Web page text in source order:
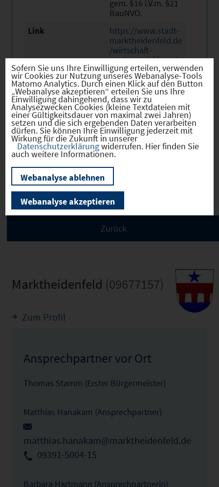
gem. §16 i.V.m. §21
BauNVO.
Link
https://www.stadt-
marktheidenfeld.de
/wirtschaft-
stadtentwicklung/g
ewerbegebiete/9-
sollershohe-altfeld
Verkehr
Infrastruktur
Marktheidenfeld (09677157)
Zum Profil
Ansprechpartner vor Ort
Thomas Stamm (Erster Bürgermeister)
Matthias Hanakam (Ansprechpartner)
matthias.hanakam@marktheidenfeld.de
09391-5004-15
Barbara Hartmann (Ansprechpartnerin)
Sofern Sie uns Ihre Einwilligung erteilen, verwenden
wir Cookies zur Nutzung unseres Webanalyse-Tools
Matomo Analytics. Durch einen Klick auf den Button
„Webanalyse akzeptieren“ erteilen Sie uns Ihre
Einwilligung dahingehend, dass wir zu
Analysezwecken Cookies (kleine Textdateien mit
einer Gültigkeitsdauer von maximal zwei Jahren)
setzen und die sich ergebenden Daten verarbeiten
dürfen. Sie können Ihre Einwilligung jederzeit mit
Wirkung für die Zukunft in unserer
Datenschutzerklärungwiderrufen. Hier finden Sie
auch weitere Informationen.
Webanalyse ablehnen
Webanalyse akzeptieren